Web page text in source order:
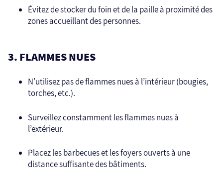
Évitez de stocker du foin et de la paille à proximité des
zones accueillant des personnes.
3. FLAMMES NUES
N’utilisez pas de flammes nues à l’intérieur (bougies,
torches, etc.).
Surveillez constamment les flammes nues à
l’extérieur.
Placez les barbecues et les foyers ouverts à une
distance suffisante des bâtiments.